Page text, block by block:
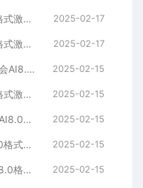
年年有余新春贺词艺术字AI8.0格式激光打标文件通用矢量图 2025-02-17
在一起赢未来书法艺术字AI8.0格式激光打标文件通用矢量图 2025-02-17
前途似海未来可期易拉罐企业年会AI8.0格式激光打标文件通用矢量图 2025-02-15
携手共赢易拉罐企业年会AI8.0格式激光打标文件通用矢量图 2025-02-15
皓月当空桃李满园中秋节艺术字AI8.0格式激光打标文件通用矢量图 2025-02-15
元宵节节日祝福书法艺术字AI8.0格式激光打标文件通用矢量图 2025-02-15
月满中秋节日祝福书法艺术字AI8.0格式激光打标文件通用矢量图 2025-02-15